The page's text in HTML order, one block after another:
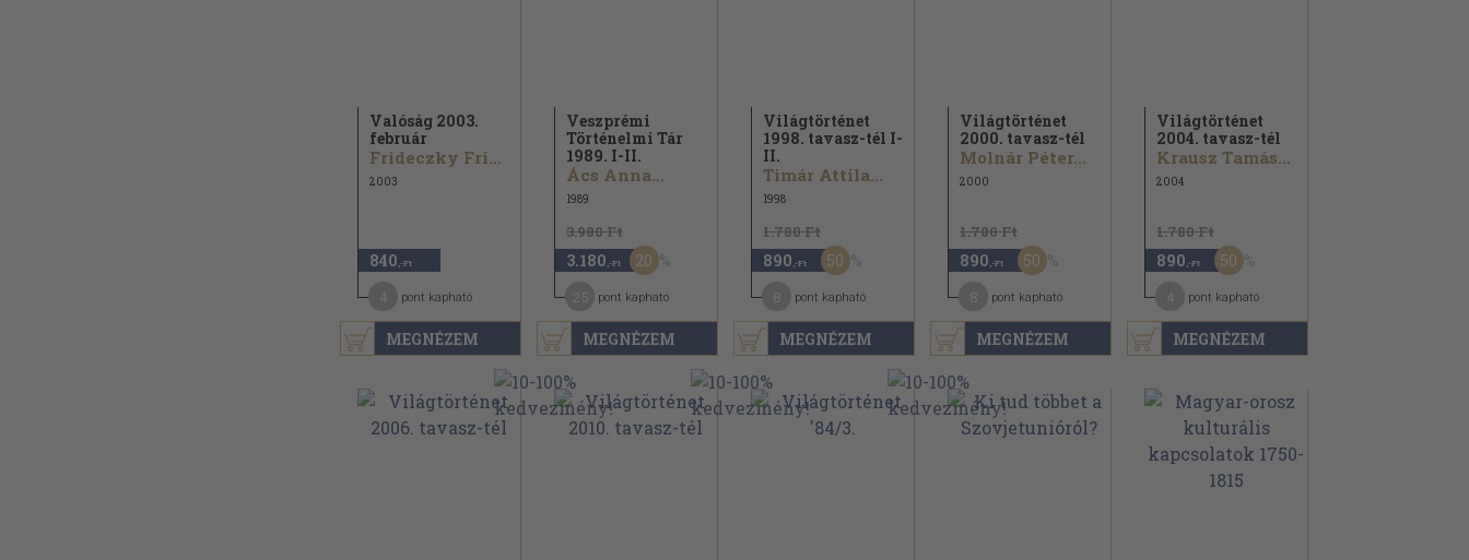
MEGNÉZEM
Valóság 2003.
február
Frideczky Frigyes...
2003
840 ,-Ft
pont kapható
MEGNÉZEM
Veszprémi
Történelmi Tár
1989. I-II.
Ács Anna...
1989
3.980 Ft
3.180 ,-Ft 20
pont kapható
MEGNÉZEM
Világtörténet
1998. tavasz-tél I-
II.
Timár Attila...
1998
1.780 Ft
890 ,-Ft 50
pont kapható
MEGNÉZEM
Világtörténet
2000. tavasz-tél
Molnár Péter...
2000
1.780 Ft
890 ,-Ft 50
pont kapható
MEGNÉZEM
Világtörténet
2004. tavasz-tél
Krausz Tamás...
2004
1.780 Ft
890 ,-Ft 50
pont kapható